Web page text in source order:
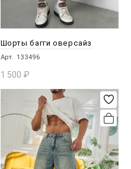
Шорты багги оверсайз
Арт. 133496
1 500 ₽
В КОРЗИНУ